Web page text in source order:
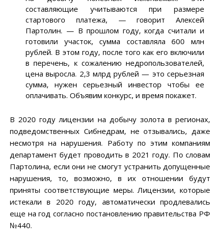
составляющие учитываются при размере
стартового платежа, — говорит Алексей
Партолин. — В прошлом году, когда считали и
готовили участок, сумма составляла 600 млн
рублей. В этом году, после того как его включили
в перечень, к сожалению недропользователей,
цена выросла. 2,3 млрд рублей — это серьезная
сумма, нужен серьезный инвестор чтобы ее
оплачивать. Объявим конкурс, и время покажет.
В 2020 году лицензии на добычу золота в регионах,
подведомственных Сибнедрам, не отзывались, даже
несмотря на нарушения. Работу по этим компаниям
департамент будет проводить в 2021 году. По словам
Партолина, если они не смогут устранить допущенные
нарушения, то, возможно, в их отношении будут
приняты соответствующие меры. Лицензии, которые
истекали в 2020 году, автоматически продлевались
еще на год согласно постановлению правительства РФ
№440.